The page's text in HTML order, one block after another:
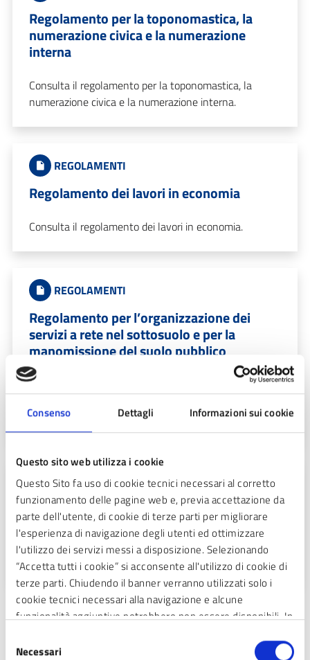
Consenso Dettagli Informazioni sui cookie
Questo sito web utilizza i cookie
Questo Sito fa uso di cookie tecnici necessari al corretto
funzionamento delle pagine web e, previa accettazione da
parte dell'utente, di cookie di terze parti per migliorare
l'esperienza di navigazione degli utenti ed ottimizzare
l'utilizzo dei servizi messi a disposizione. Selezionando
“Accetta tutti i cookie” si acconsente all'utilizzo di cookie di
terze parti. Chiudendo il banner verranno utilizzati solo i
cookie tecnici necessari alla navigazione e alcune
funzionalità aggiuntive potrebbero non essere disponibili. In
che contribuiscono a rendere fruibile il sito web abilitando
delNecessari
Regolamento per la toponomastica, la
numerazione civica e la numerazione
interna
Consulta il regolamento per la toponomastica, la
numerazione civica e la numerazione interna.
REGOLAMENTI
Regolamento dei lavori in economia
Consulta il regolamento dei lavori in economia.
REGOLAMENTI
Regolamento per l’organizzazione dei
servizi a rete nel sottosuolo e per la
manomissione del suolo pubblico
Consulta il regolamento per l'organizzazione dei servizi
pubblico.
REGOLAMENTI
Regolamento edilizio
Consulta il regolamento edilizio, le procedure e le
responsabilità amministrative.
TUTTI I DOCUMENTI